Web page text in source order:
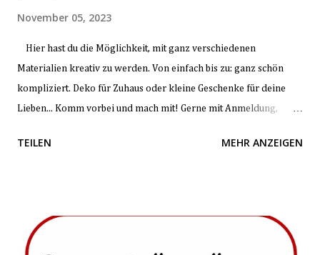
November 05, 2023
Hier hast du die Möglichkeit, mit ganz verschiedenen
Materialien kreativ zu werden. Von einfach bis zu: ganz schön
kompliziert. Deko für Zuhaus oder kleine Geschenke für deine
Lieben... Komm vorbei und mach mit! Gerne mit Anmeldung,
TEILEN MEHR ANZEIGEN